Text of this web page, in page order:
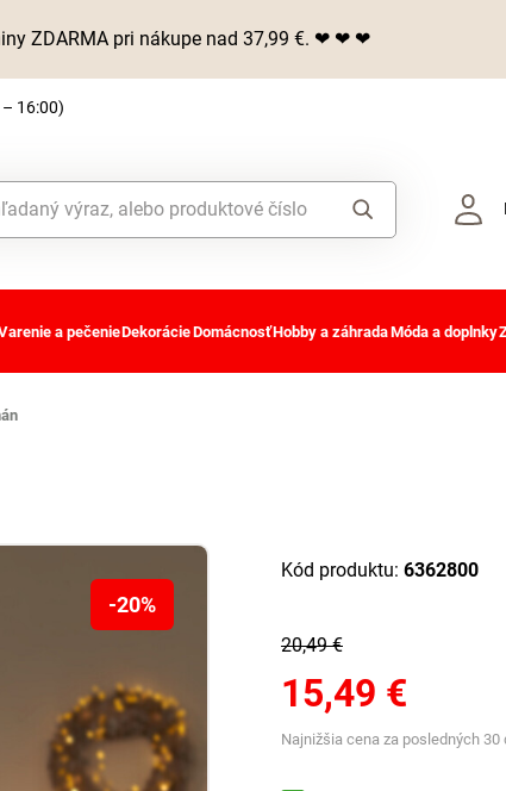
ZDARMA pri nákupe nad 37,99 €. ❤ ❤ ❤
– 16:00)
a pečenieDekorácieDomácnosťHobby a záhradaMóda a doplnky
-20%
Kód produktu: 6362800
20,49 €
15,49 €
Najnižšia cena za posledných 30